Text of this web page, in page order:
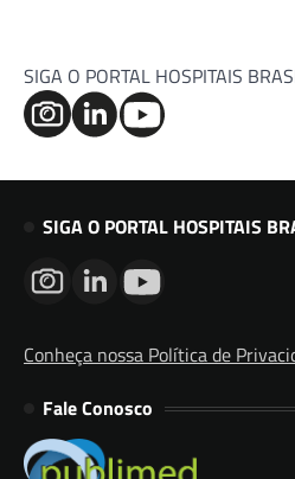
SIGA O PORTAL HOSPITAIS
SIGA O PORTAL HOSPITAIS
Conheça nossa Política de
Fale Conosco